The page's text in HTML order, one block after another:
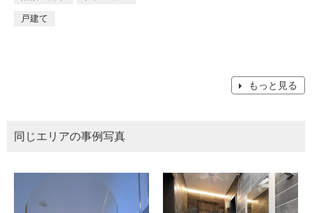
戸建て
もっと見る
同じエリアの事例写真